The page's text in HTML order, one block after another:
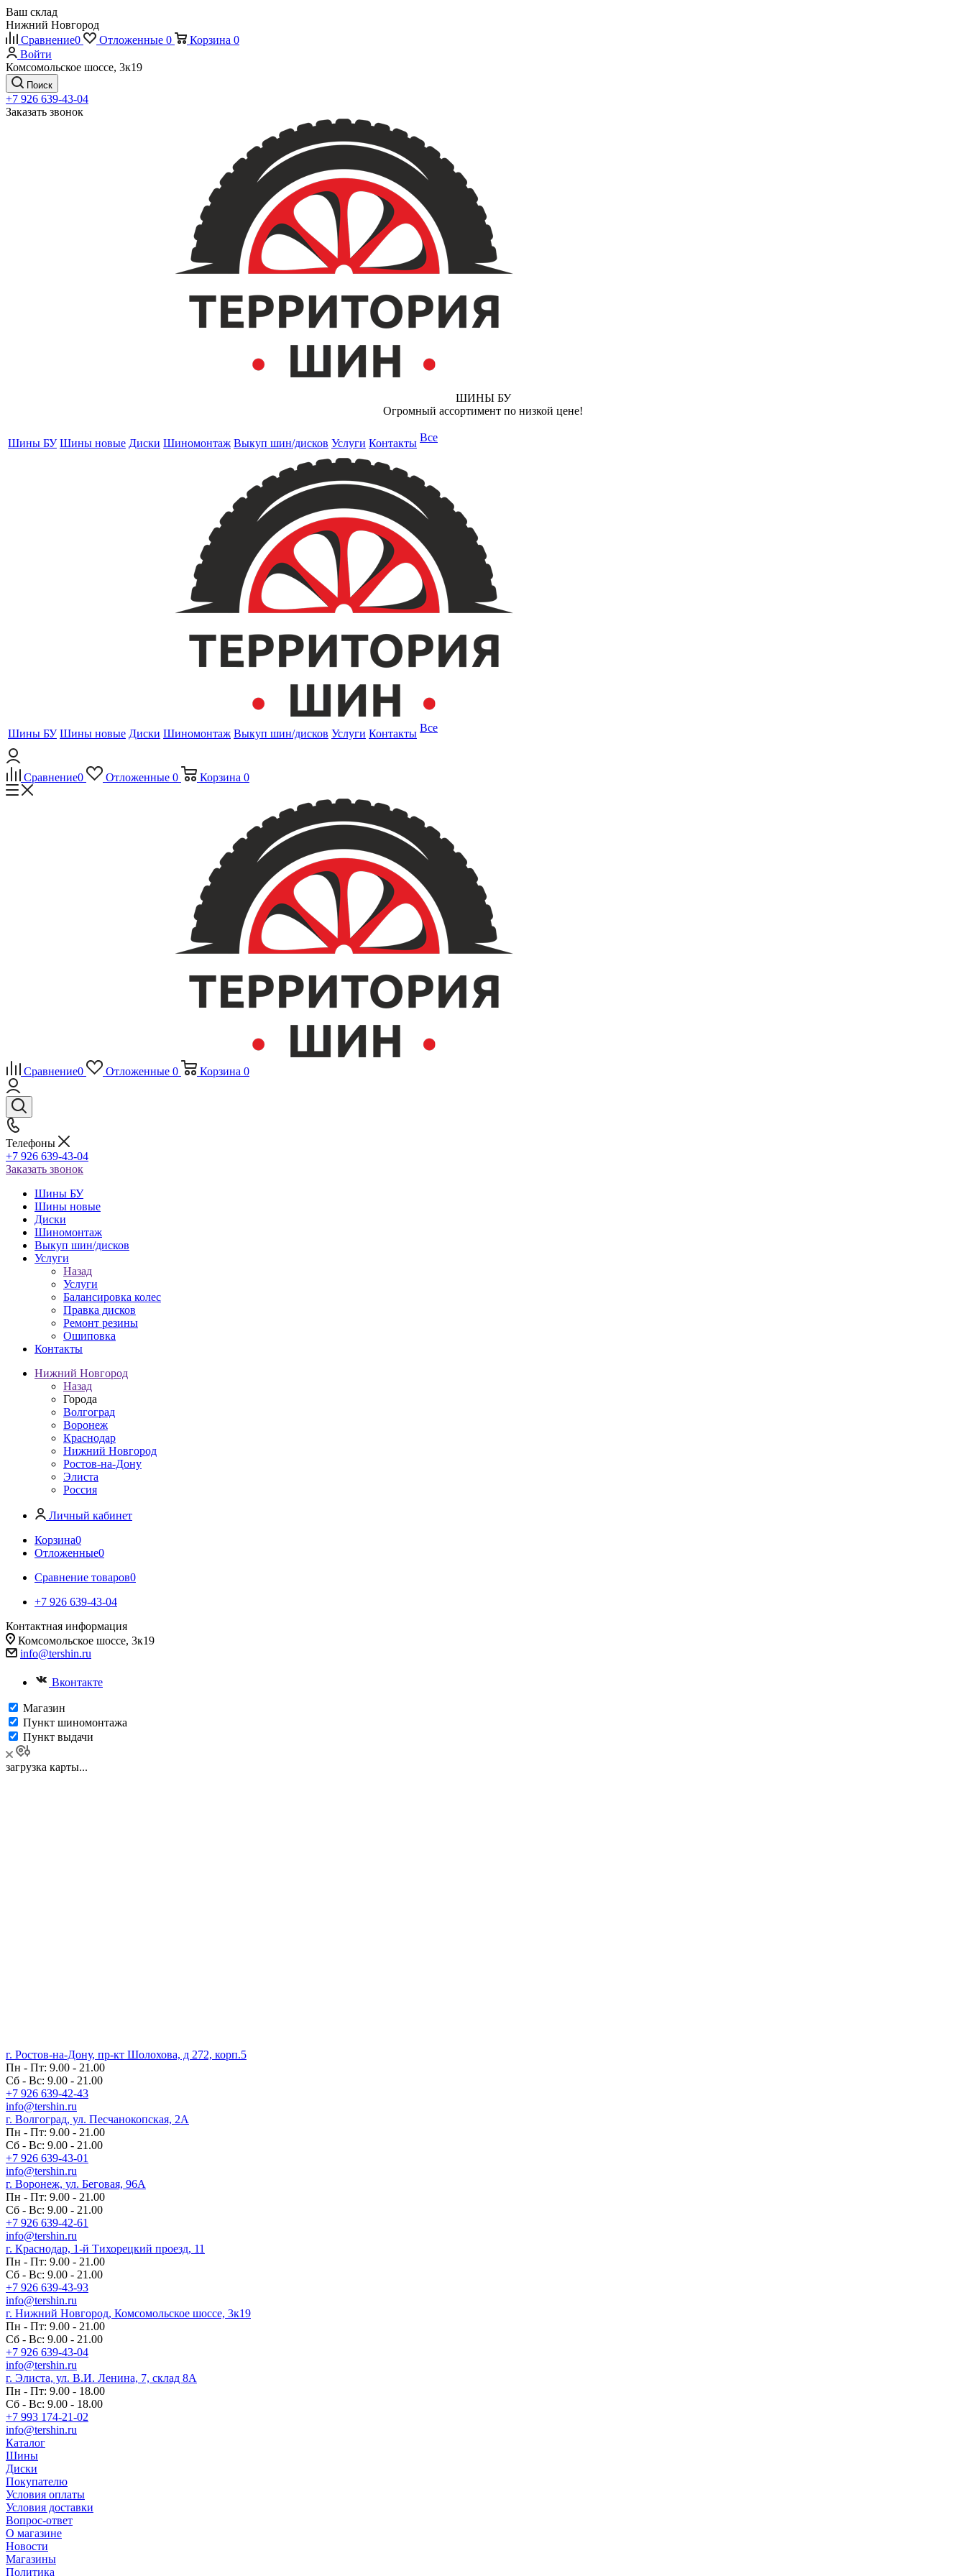
Ваш склад
Нижний Новгород
Сравнение0 Отложенные 0 Корзина 0
Войти
Комсомольское шоссе, 3к19
Поиск
+7 926 639-43-04
Заказать звонок
ШИНЫ БУ
Огромный ассортимент по низкой цене!
Шины БУ Шины новые Диски Шиномонтаж Выкуп шин/дисков Услуги Контакты Все
Шины БУ Шины новые Диски Шиномонтаж Выкуп шин/дисков Услуги Контакты Все
Сравнение0 Отложенные 0 Корзина 0
Сравнение0 Отложенные 0 Корзина 0
Телефоны
+7 926 639-43-04
Заказать звонок
Шины БУ
Шины новые
Диски
Шиномонтаж
Выкуп шин/дисков
Услуги
Назад
Услуги
Балансировка колес
Правка дисков
Ремонт резины
Ошиповка
Контакты
Нижний Новгород
Назад
Города
Волгоград
Воронеж
Краснодар
Нижний Новгород
Ростов-на-Дону
Элиста
Россия
Личный кабинет
Корзина0
Отложенные0
Сравнение товаров0
+7 926 639-43-04
Контактная информация
Комсомольское шоссе, 3к19
info@tershin.ru
Вконтакте
Магазин
Пункт шиномонтажа
Пункт выдачи
загрузка карты...
г. Ростов-на-Дону, пр-кт Шолохова, д 272, корп.5
Пн - Пт: 9.00 - 21.00
Сб - Вс: 9.00 - 21.00
+7 926 639-42-43
info@tershin.ru
г. Волгоград, ул. Песчанокопская, 2А
Пн - Пт: 9.00 - 21.00
Сб - Вс: 9.00 - 21.00
+7 926 639-43-01
info@tershin.ru
г. Воронеж, ул. Беговая, 96А
Пн - Пт: 9.00 - 21.00
Сб - Вс: 9.00 - 21.00
+7 926 639-42-61
info@tershin.ru
г. Краснодар, 1-й Тихорецкий проезд, 11
Пн - Пт: 9.00 - 21.00
Сб - Вс: 9.00 - 21.00
+7 926 639-43-93
info@tershin.ru
г. Нижний Новгород, Комсомольское шоссе, 3к19
Пн - Пт: 9.00 - 21.00
Сб - Вс: 9.00 - 21.00
+7 926 639-43-04
info@tershin.ru
г. Элиста, ул. В.И. Ленина, 7, склад 8А
Пн - Пт: 9.00 - 18.00
Сб - Вс: 9.00 - 18.00
+7 993 174-21-02
info@tershin.ru
Каталог
Шины
Диски
Покупателю
Условия оплаты
Условия доставки
Вопрос-ответ
О магазине
Новости
Магазины
Политика